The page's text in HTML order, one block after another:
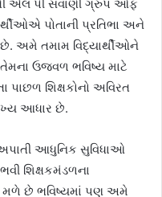
એલ પી સવાણી ગ્રુપ ઓફ
પોતાની પ્રતિભા અને
અમે તમામ વિદ્યાર્થીઓને
ઉજ્વળ ભવિષ્ય માટે
શિક્ષકોનો અવિરત
આધાર છે.
આધુનિક સુવિધાઓ
શિક્ષકમંડળના
મળે છે ભવિષ્યમાં પણ અમે